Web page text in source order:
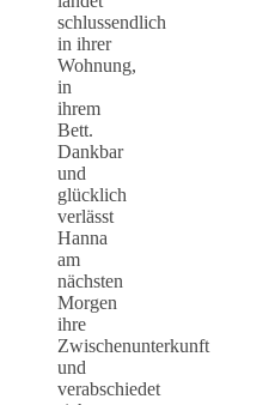
schlussendlich
in ihrer
Wohnung,
in
ihrem
Bett.
Dankbar
und
glücklich
verlässt
Hanna
am
nächsten
Morgen
ihre
Zwischenunterkunft
und
verabschiedet